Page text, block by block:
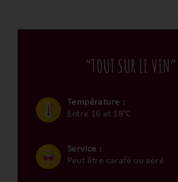
“TOUT SUR LE VIN”
Température :
Entre 16 et 18°C
Service :
Peut être carafé ou aéré